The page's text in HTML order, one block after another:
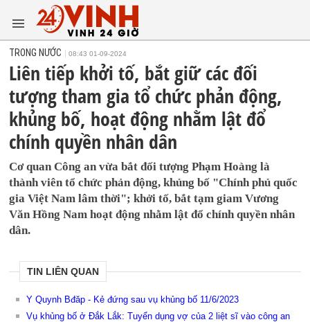
TRONG NƯỚC 08:43 01-09-2024
Liên tiếp khởi tố, bắt giữ các đối
tượng tham gia tổ chức phản động,
khủng bố, hoạt động nhằm lật đổ
chính quyền nhân dân
Cơ quan Công an vừa bắt đối tượng Phạm Hoàng là
thành viên tổ chức phản động, khủng bố "Chính phủ quốc
gia Việt Nam lâm thời"; khởi tố, bắt tạm giam Vương
Văn Hồng Nam hoạt động nhằm lật đổ chính quyền nhân
dân.
TIN LIÊN QUAN
Y Quynh Bđăp - Kẻ đứng sau vụ khủng bố 11/6/2023
Vụ khủng bố ở Đắk Lắk: Tuyển dụng vợ của 2 liệt sĩ vào công an